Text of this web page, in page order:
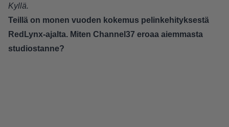
Kyllä.
Teillä on monen vuoden kokemus pelinkehityksestä
RedLynx-ajalta. Miten Channel37 eroaa aiemmasta
studiostanne?